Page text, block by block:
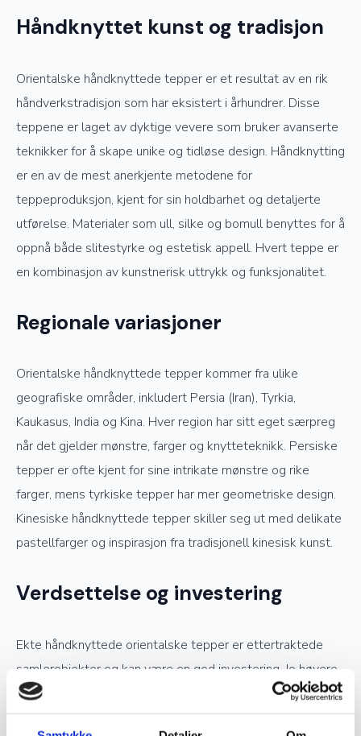
Håndknyttet kunst og tradisjon
Orientalske håndknyttede tepper er et resultat av en rik
håndverkstradisjon som har eksistert i århundrer. Disse
teppene er laget av dyktige vevere som bruker avanserte
teknikker for å skape unike og tidløse design. Håndknytting
er en av de mest anerkjente metodene for
teppeproduksjon, kjent for sin holdbarhet og detaljerte
utførelse. Materialer som ull, silke og bomull benyttes for å
oppnå både slitestyrke og estetisk appell. Hvert teppe er
en kombinasjon av kunstnerisk uttrykk og funksjonalitet.
Regionale variasjoner
Orientalske håndknyttede tepper kommer fra ulike
geografiske områder, inkludert Persia (Iran), Tyrkia,
Kaukasus, India og Kina. Hver region har sitt eget særpreg
når det gjelder mønstre, farger og knytteteknikk. Persiske
tepper er ofte kjent for sine intrikate mønstre og rike
farger, mens tyrkiske tepper har mer geometriske design.
Kinesiske håndknyttede tepper skiller seg ut med delikate
pastellfarger og inspirasjon fra tradisjonell kinesisk kunst.
Verdsettelse og investering
Ekte håndknyttede orientalske tepper er ettertraktede
samlerobjekter og kan være en god investering. Jo høyere
kvalitet og finere knytting et teppe har, desto mer
verdifullt blir det over tid. Opprinnelse, materialvalg og